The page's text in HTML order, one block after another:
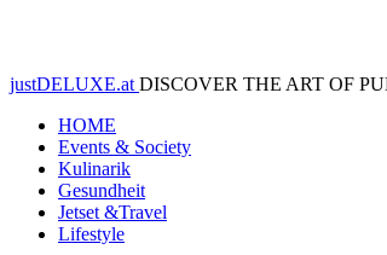
justDELUXE.at DISCOVER THE ART OF
HOME
Events & Society
Kulinarik
Gesundheit
Jetset &Travel
Lifestyle